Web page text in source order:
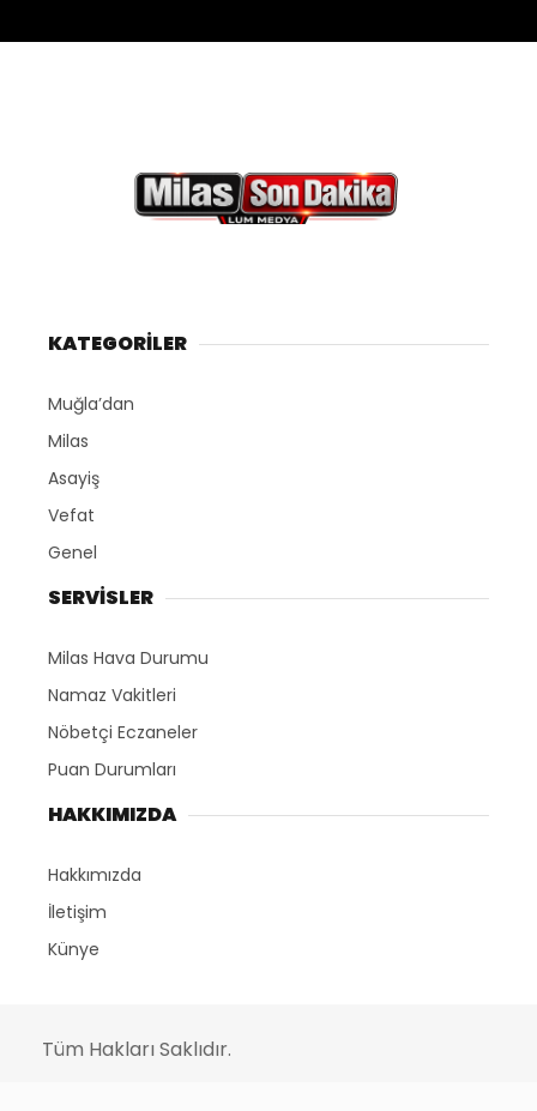
KATEGORİLER
Muğla’dan
Milas
Asayiş
Vefat
Genel
SERVİSLER
Milas Hava Durumu
Namaz Vakitleri
Nöbetçi Eczaneler
Puan Durumları
HAKKIMIZDA
Hakkımızda
İletişim
Künye
Tüm Hakları Saklıdır.